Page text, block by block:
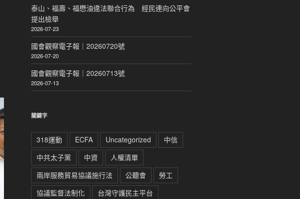
泰山、福壽、福懋油違法聯合行為 經民連向公平會
提出檢舉
2026-07-23
國會觀察電子報｜20260720號
2026-07-20
國會觀察電子報｜20260713號
2026-07-13
關鍵字
318運動 ECFA Uncategorized
中信
中共太子黨
中資
人權清單
兩岸服務貿易協議施行法
公聽會
勞工
協議監督法制化
台灣守護民主平台